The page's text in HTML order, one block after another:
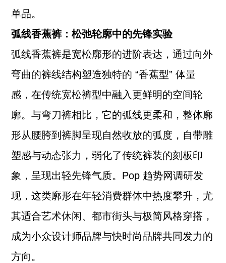
单品。
弧线香蕉裤：松弛轮廓中的先锋实验
弧线香蕉裤是宽松廓形的进阶表达，通过向外
弯曲的裤线结构塑造独特的 “香蕉型” 体量
感，在传统宽松裤型中融入更鲜明的空间轮
廓。与弯刀裤相比，它的弧线更柔和，整体廓
形从腰胯到裤脚呈现自然收放的弧度，自带雕
塑感与动态张力，弱化了传统裤装的刻板印
象，呈现出轻先锋气质。Pop 趋势网调研发
现，这类廓形在年轻消费群体中热度攀升，尤
其适合艺术休闲、都市街头与极简风格穿搭，
成为小众设计师品牌与快时尚品牌共同发力的
方向。